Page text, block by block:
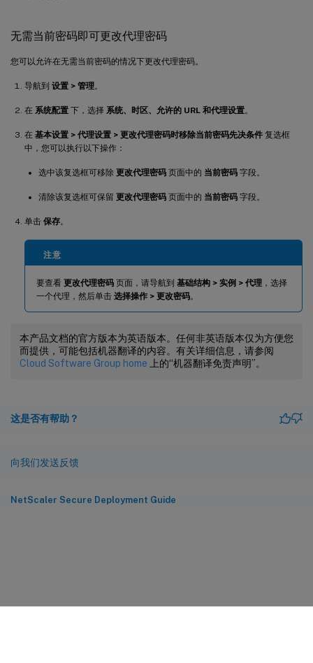
无需当前密码即可更改代理密码
您可以允许在无需当前密码的情况下更改代理密码。
导航到 设置 > 管理。
在 系统配置 下，选择 系统、时区、允许的 URL 和代理设置。
在 基本设置 > 代理设置 > 更改代理密码时移除当前密码先决条件 复选框
中，您可以执行以下操作：
选中该复选框可移除 更改代理密码 页面中的 当前密码 字段。
清除该复选框可保留 更改代理密码 页面中的 当前密码 字段。
单击 保存。
注意
要查看 更改代理密码 页面，请导航到 基础结构 > 实例 > 代理 ，选择
一个代理，然后单击 选择操作 > 更改密码。
本产品文档的官方版本为英语版本。任何非英语版本仅为方便您
而提供，可能包括机器翻译的内容。有关详细信息，请参阅
Cloud Software Group home 上的“机器翻译免责声明”。
这是否有帮助？
向我们发送反馈
NetScaler Secure Deployment Guide